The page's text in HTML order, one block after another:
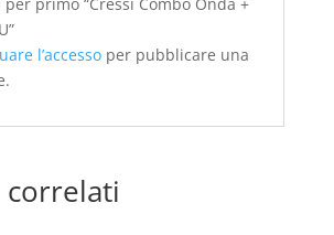
l’accessoper pubblicare una